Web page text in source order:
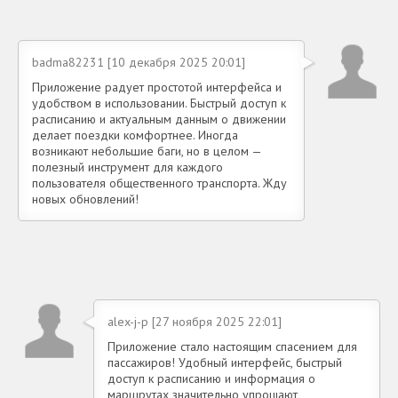
badma82231 [10 декабря 2025 20:01]
Приложение радует простотой интерфейса и
удобством в использовании. Быстрый доступ к
расписанию и актуальным данным о движении
делает поездки комфортнее. Иногда
возникают небольшие баги, но в целом —
полезный инструмент для каждого
пользователя общественного транспорта. Жду
новых обновлений!
alex-j-p [27 ноября 2025 22:01]
Приложение стало настоящим спасением для
пассажиров! Удобный интерфейс, быстрый
доступ к расписанию и информация о
маршрутах значительно упрощают